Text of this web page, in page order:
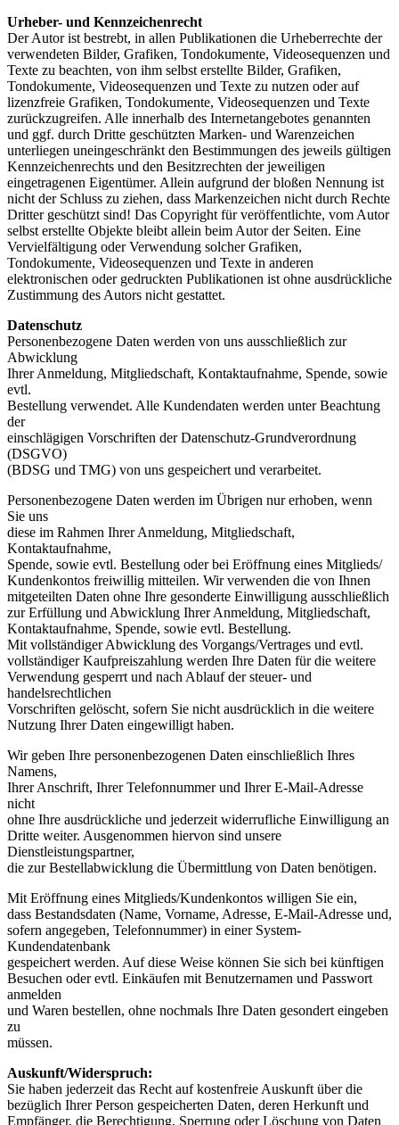
Urheber- und Kennzeichenrecht
Der Autor ist bestrebt, in allen Publikationen die Urheberrechte der
verwendeten Bilder, Grafiken, Tondokumente, Videosequenzen und
Texte zu beachten, von ihm selbst erstellte Bilder, Grafiken,
Tondokumente, Videosequenzen und Texte zu nutzen oder auf
lizenzfreie Grafiken, Tondokumente, Videosequenzen und Texte
zurückzugreifen. Alle innerhalb des Internetangebotes genannten
und ggf. durch Dritte geschützten Marken- und Warenzeichen
unterliegen uneingeschränkt den Bestimmungen des jeweils gültigen
Kennzeichenrechts und den Besitzrechten der jeweiligen
eingetragenen Eigentümer. Allein aufgrund der bloßen Nennung ist
nicht der Schluss zu ziehen, dass Markenzeichen nicht durch Rechte
Dritter geschützt sind! Das Copyright für veröffentlichte, vom Autor
selbst erstellte Objekte bleibt allein beim Autor der Seiten. Eine
Vervielfältigung oder Verwendung solcher Grafiken,
Tondokumente, Videosequenzen und Texte in anderen
elektronischen oder gedruckten Publikationen ist ohne ausdrückliche
Zustimmung des Autors nicht gestattet.
Datenschutz
Personenbezogene Daten werden von uns ausschließlich zur
Abwicklung
Ihrer Anmeldung, Mitgliedschaft, Kontaktaufnahme, Spende, sowie
evtl.
Bestellung verwendet. Alle Kundendaten werden unter Beachtung
der
einschlägigen Vorschriften der Datenschutz-Grundverordnung
(DSGVO)
(BDSG und TMG) von uns gespeichert und verarbeitet.
Personenbezogene Daten werden im Übrigen nur erhoben, wenn
Sie uns
diese im Rahmen Ihrer Anmeldung, Mitgliedschaft,
Kontaktaufnahme,
Spende, sowie evtl. Bestellung oder bei Eröffnung eines Mitglieds/
Kundenkontos freiwillig mitteilen. Wir verwenden die von Ihnen
mitgeteilten Daten ohne Ihre gesonderte Einwilligung ausschließlich
zur Erfüllung und Abwicklung Ihrer Anmeldung, Mitgliedschaft,
Kontaktaufnahme, Spende, sowie evtl. Bestellung.
Mit vollständiger Abwicklung des Vorgangs/Vertrages und evtl.
vollständiger Kaufpreiszahlung werden Ihre Daten für die weitere
Verwendung gesperrt und nach Ablauf der steuer- und
handelsrechtlichen
Vorschriften gelöscht, sofern Sie nicht ausdrücklich in die weitere
Nutzung Ihrer Daten eingewilligt haben.
Wir geben Ihre personenbezogenen Daten einschließlich Ihres
Namens,
Ihrer Anschrift, Ihrer Telefonnummer und Ihrer E-Mail-Adresse
nicht
ohne Ihre ausdrückliche und jederzeit widerrufliche Einwilligung an
Dritte weiter. Ausgenommen hiervon sind unsere
Dienstleistungspartner,
die zur Bestellabwicklung die Übermittlung von Daten benötigen.
Mit Eröffnung eines Mitglieds/Kundenkontos willigen Sie ein,
dass Bestandsdaten (Name, Vorname, Adresse, E-Mail-Adresse und,
sofern angegeben, Telefonnummer) in einer System-
Kundendatenbank
gespeichert werden. Auf diese Weise können Sie sich bei künftigen
Besuchen oder evtl. Einkäufen mit Benutzernamen und Passwort
anmelden
und Waren bestellen, ohne nochmals Ihre Daten gesondert eingeben
zu
müssen.
Auskunft/Widerspruch:
Sie haben jederzeit das Recht auf kostenfreie Auskunft über die
bezüglich Ihrer Person gespeicherten Daten, deren Herkunft und
Empfänger, die Berechtigung, Sperrung oder Löschung von Daten